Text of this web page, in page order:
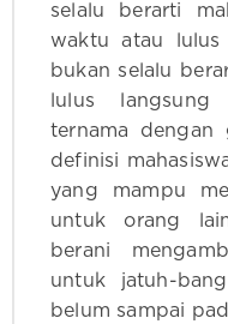
selalu berarti
waktu atau
bukan selalu
lulus
ternama dengan
definisi
yang mampu
untuk orang
berani
untuk jatuh-
belum sampai